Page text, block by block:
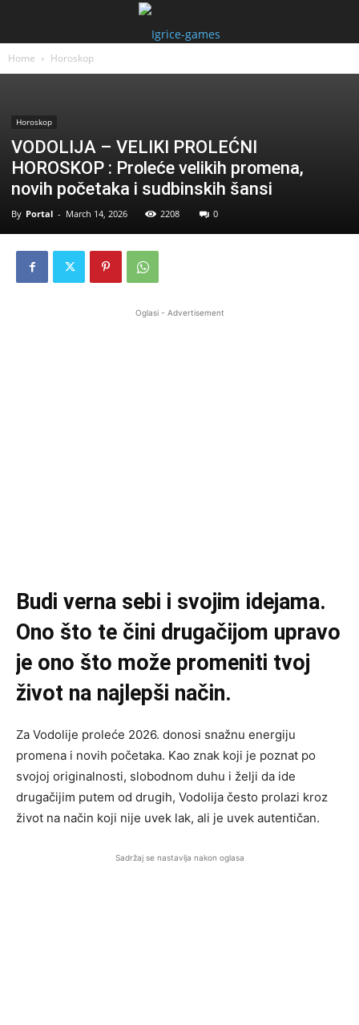
Home Horoskop
Horoskop
VODOLIJA – VELIKI PROLEĆNI
HOROSKOP : Proleće velikih promena,
novih početaka i sudbinskih šansi
By Portal - March 14, 2026 2208 0
Oglasi - Advertisement
Budi verna sebi i svojim idejama.
Ono što te čini drugačijom upravo
je ono što može promeniti tvoj
život na najlepši način.
Za Vodolije proleće 2026. donosi snažnu energiju
promena i novih početaka. Kao znak koji je poznat po
svojoj originalnosti, slobodnom duhu i želji da ide
drugačijim putem od drugih, Vodolija često prolazi kroz
život na način koji nije uvek lak, ali je uvek autentičan.
Sadržaj se nastavlja nakon oglasa